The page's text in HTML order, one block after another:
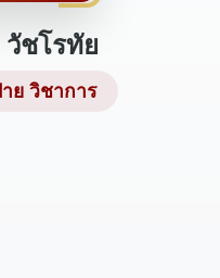
วัชโรทัย
ย วิชาการ